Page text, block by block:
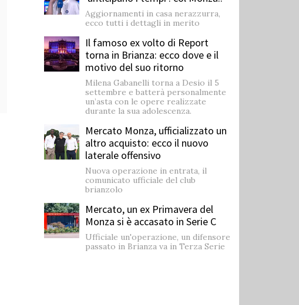
Aggiornamenti in casa nerazzurra,
ecco tutti i dettagli in merito
Il famoso ex volto di Report
torna in Brianza: ecco dove e il
motivo del suo ritorno
Milena Gabanelli torna a Desio il 5
settembre e batterà personalmente
un’asta con le opere realizzate
durante la sua adolescenza.
Mercato Monza, ufficializzato un
altro acquisto: ecco il nuovo
laterale offensivo
Nuova operazione in entrata, il
comunicato ufficiale del club
brianzolo
Mercato, un ex Primavera del
Monza si è accasato in Serie C
Ufficiale un'operazione, un difensore
passato in Brianza va in Terza Serie